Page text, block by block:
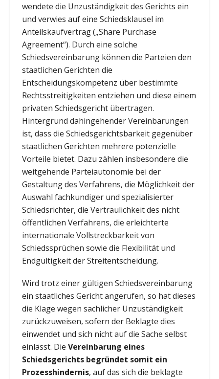
wendete die Unzuständigkeit des Gerichts ein
und verwies auf eine Schiedsklausel im
Anteilskaufvertrag („Share Purchase
Agreement“). Durch eine solche
Schiedsvereinbarung können die Parteien den
staatlichen Gerichten die
Entscheidungskompetenz über bestimmte
Rechtsstreitigkeiten entziehen und diese einem
privaten Schiedsgericht übertragen.
Hintergrund dahingehender Vereinbarungen
ist, dass die Schiedsgerichtsbarkeit gegenüber
staatlichen Gerichten mehrere potenzielle
Vorteile bietet. Dazu zählen insbesondere die
weitgehende Parteiautonomie bei der
Gestaltung des Verfahrens, die Möglichkeit der
Auswahl fachkundiger und spezialisierter
Schiedsrichter, die Vertraulichkeit des nicht
öffentlichen Verfahrens, die erleichterte
internationale Vollstreckbarkeit von
Schiedssprüchen sowie die Flexibilität und
Endgültigkeit der Streitentscheidung.
Wird trotz einer gültigen Schiedsvereinbarung
ein staatliches Gericht angerufen, so hat dieses
die Klage wegen sachlicher Unzuständigkeit
zurückzuweisen, sofern der Beklagte dies
einwendet und sich nicht auf die Sache selbst
einlässt. Die Vereinbarung eines
Schiedsgerichts begründet somit ein
Prozesshindernis, auf das sich die beklagte